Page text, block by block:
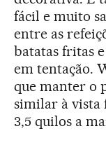
fácil e muito
entre as
batatas fritas
em tentação.
que manter o
similar à vista
3,5 quilos a